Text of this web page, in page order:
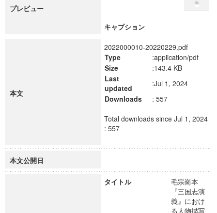
プレビュー
キャプション
本文
2022000010-20220229.pdf
Type
:application/pdf
Size
:143.4 KB
Last
updated
:Jul 1, 2024
Downloads
: 557
Total downloads since Jul 1, 2024
: 557
本文公開日
タイトル
毛宗崗本
『三国志演
義』におけ
る人物描写